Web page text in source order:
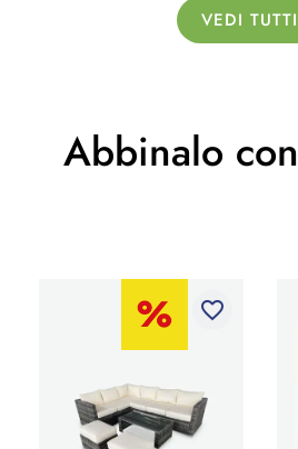
VEDI TUTTI
Abbinalo con
favorite_border